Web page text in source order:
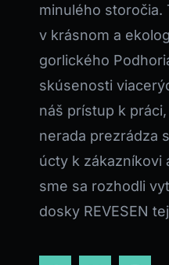
minulého storočia.
v krásnom a
gorlického
skúsenosti
náš prístup k
nerada prezrádza
úcty k zákazníkovi
sme sa rozhodli
dosky REVESEN